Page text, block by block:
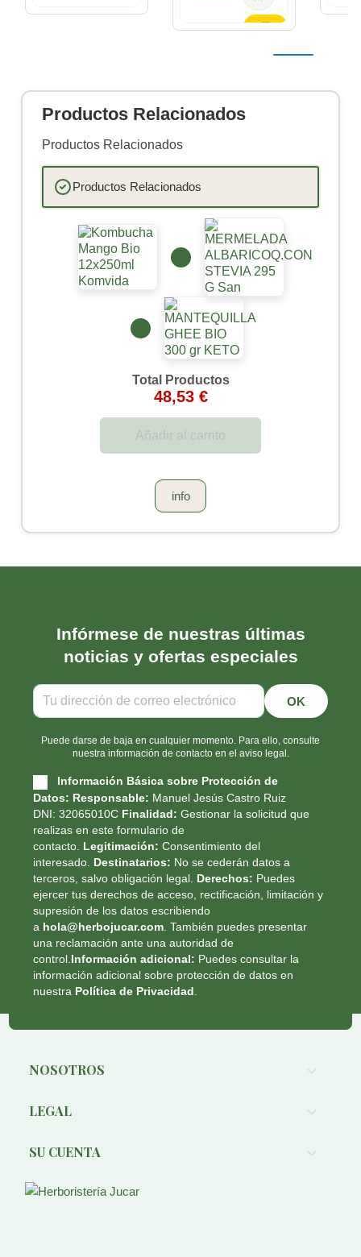
¡Disponible sólo en Internet!
Productos Relacionados
Productos Relacionados
Productos Relacionados
Total Productos
48,53 €
Añadir al carrito
info
Infórmese de nuestras últimas
noticias y ofertas especiales
Puede darse de baja en cualquier momento. Para ello, consulte
nuestra información de contacto en el aviso legal.
Información Básica sobre Protección de
Datos: Responsable: Manuel Jesús Castro Ruiz
DNI: 32065010C Finalidad: Gestionar la solicitud que
realizas en este formulario de
contacto. Legitimación: Consentimiento del
interesado. Destinatarios: No se cederán datos a
terceros, salvo obligación legal. Derechos: Puedes
ejercer tus derechos de acceso, rectificación, limitación y
supresión de los datos escribiendo
a hola@herbojucar.com . También puedes presentar
una reclamación ante una autoridad de
control. Información adicional: Puedes consultar la
información adicional sobre protección de datos en
nuestra Política de Privacidad
NOSOTROS
LEGAL
SU CUENTA